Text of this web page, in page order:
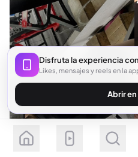
Seguir
Disfruta la experiencia
Likes, mensajes y reels en la
Abrir